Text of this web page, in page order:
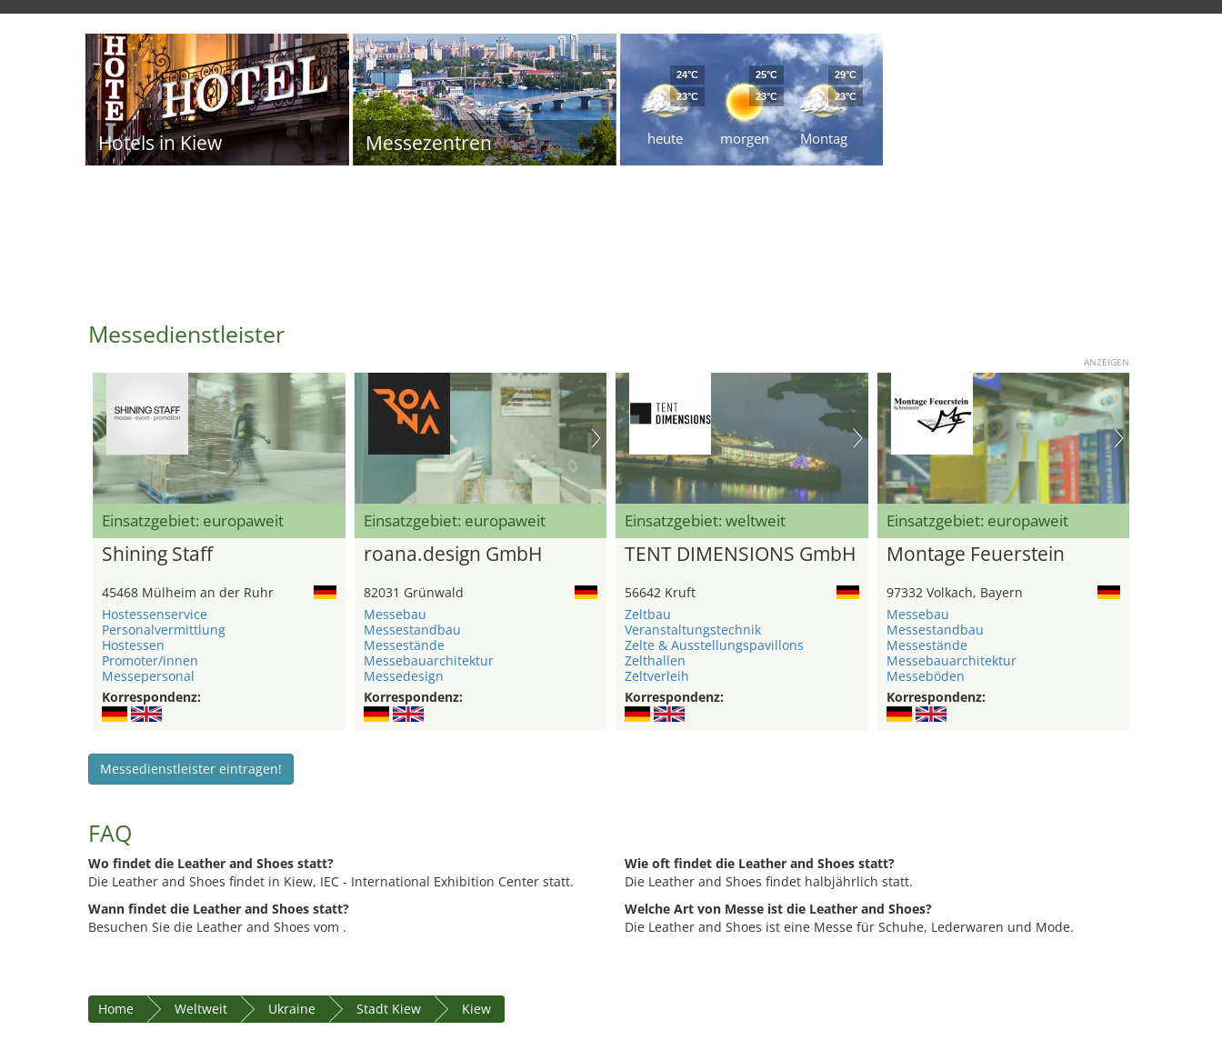
Hotels in Kiew Messezentren heute
24°C
23°C
morgen
25°C
23°C
Montag
29°C
23°C
Messedienstleister
ANZEIGEN
Einsatzgebiet: europaweit
Shining Staff
45468 Mülheim an der Ruhr
Hostessenservice
Personalvermittlung
Hostessen
Promoter/innen
Messepersonal
Korrespondenz:
Einsatzgebiet: europaweit
roana.design GmbH
82031 Grünwald
Messebau
Messestandbau
Messestände
Messebauarchitektur
Messedesign
Korrespondenz:
Einsatzgebiet: weltweit
TENT DIMENSIONS GmbH
56642 Kruft
Zeltbau
Veranstaltungstechnik
Zelte & Ausstellungspavillons
Zelthallen
Zeltverleih
Korrespondenz:
Einsatzgebiet: europaweit
Montage Feuerstein
97332 Volkach, Bayern
Messebau
Messestandbau
Messestände
Messebauarchitektur
Messeböden
Korrespondenz:
Messedienstleister eintragen!
FAQ
Wo findet die Leather and Shoes statt?
Die Leather and Shoes findet in Kiew, IEC - International Exhibition Center statt.
Wann findet die Leather and Shoes statt?
Besuchen Sie die Leather and Shoes vom .
Wie oft findet die Leather and Shoes statt?
Die Leather and Shoes findet halbjährlich statt.
Welche Art von Messe ist die Leather and Shoes?
Die Leather and Shoes ist eine Messe für Schuhe, Lederwaren und Mode.
Home Weltweit Ukraine Stadt Kiew Kiew